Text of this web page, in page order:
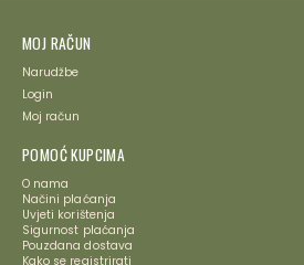
MOJ RAČUN
Narudžbe
Login
Moj račun
POMOĆ KUPCIMA
O nama
Načini plaćanja
Uvjeti korištenja
Sigurnost plaćanja
Pouzdana dostava
Kako se registrirati